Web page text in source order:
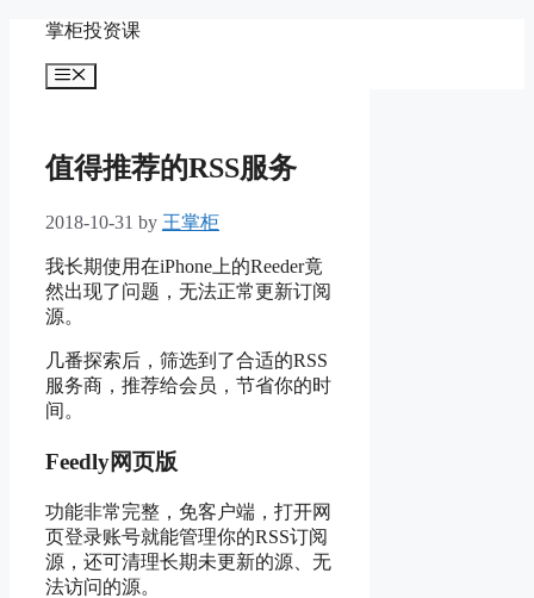
content
掌柜投资课
Menu
值得推荐的RSS服务
2018-10-31 by 王掌柜
我长期使用在iPhone上的Reeder竟
然出现了问题，无法正常更新订阅
源。
几番探索后，筛选到了合适的RSS
服务商，推荐给会员，节省你的时
间。
Feedly网页版
功能非常完整，免客户端，打开网
页登录账号就能管理你的RSS订阅
源，还可清理长期未更新的源、无
法访问的源。